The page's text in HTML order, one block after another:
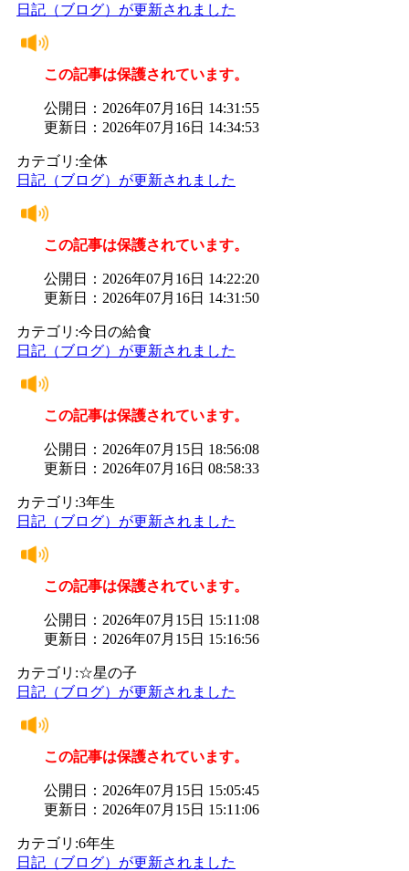
日記（ブログ）が更新されました
この記事は保護されています。
公開日：2026年07月16日 14:31:55
更新日：2026年07月16日 14:34:53
カテゴリ:全体
日記（ブログ）が更新されました
この記事は保護されています。
公開日：2026年07月16日 14:22:20
更新日：2026年07月16日 14:31:50
カテゴリ:今日の給食
日記（ブログ）が更新されました
この記事は保護されています。
公開日：2026年07月15日 18:56:08
更新日：2026年07月16日 08:58:33
カテゴリ:3年生
日記（ブログ）が更新されました
この記事は保護されています。
公開日：2026年07月15日 15:11:08
更新日：2026年07月15日 15:16:56
カテゴリ:☆星の子
日記（ブログ）が更新されました
この記事は保護されています。
公開日：2026年07月15日 15:05:45
更新日：2026年07月15日 15:11:06
カテゴリ:6年生
日記（ブログ）が更新されました